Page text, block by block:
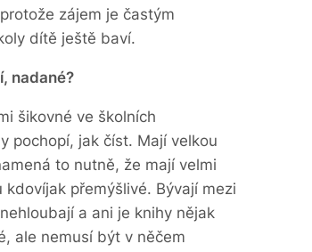
zájem je častým
dítě ještě baví.
nadané?
šikovné ve školních
pochopí, jak číst. Mají velkou
to nutně, že mají velmi
přemýšlivé. Bývají mezi
a ani je knihy nějak
ale nemusí být v něčem